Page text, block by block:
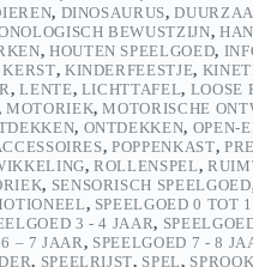
, DINOSAURUS,
BEWUSTZIJN,
, HOUTEN SPEELGOED,
KERST, KINDERFEESTJE,
,LENTE, LICHTTAFEL, LOOSE
MOTORIEK,MOTORISCHE
, ONTDEKKEN, OPEN-
,POPPENKAST,
,ROLLENSPEL,
, SENSORISCH SPEELGOED
, SPEELGOED 0 TOT
3 - 4 JAAR,
– 7 JAAR, SPEELGOED 7 - 8
, SPEELRIJST, SPEL,